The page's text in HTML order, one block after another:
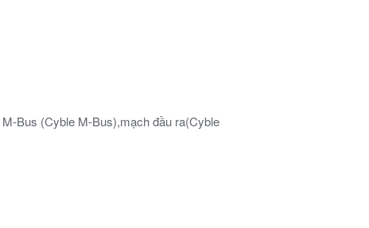
Bus (Cyble M-Bus),mạch đầu ra(Cyble